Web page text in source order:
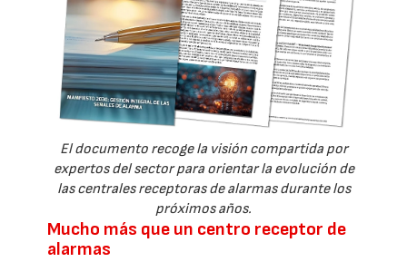
El documento recoge la visión compartida por
expertos del sector para orientar la evolución de
las centrales receptoras de alarmas durante los
próximos años.
Mucho más que un centro receptor de
alarmas